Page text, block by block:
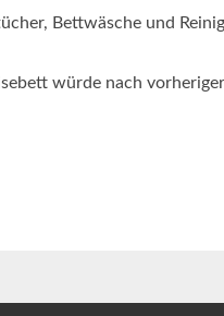
Bettwäsche und
würde nach